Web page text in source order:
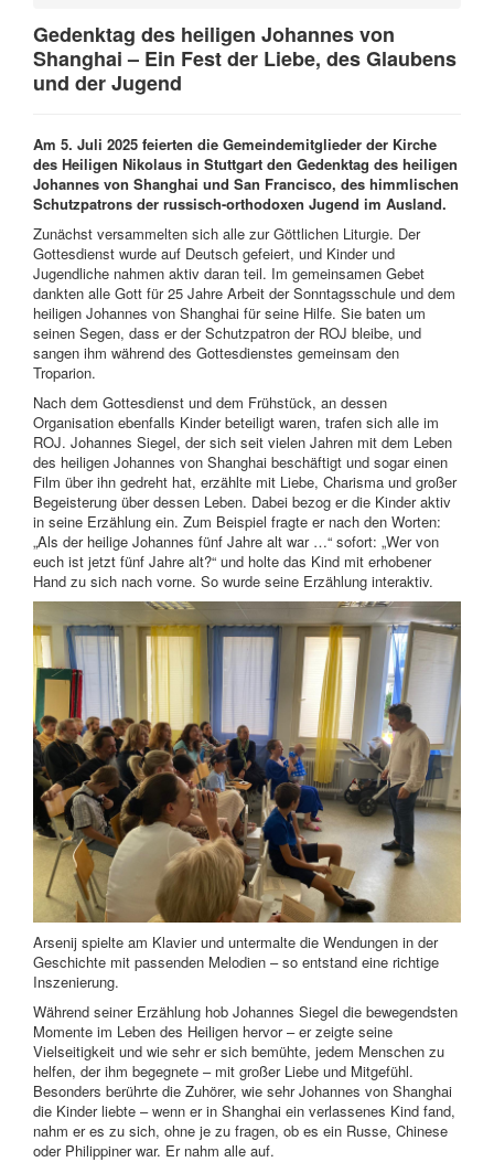
Gedenktag des heiligen Johannes von
Shanghai – Ein Fest der Liebe, des Glaubens
und der Jugend
Am 5. Juli 2025 feierten die Gemeindemitglieder der Kirche
des Heiligen Nikolaus in Stuttgart den Gedenktag des heiligen
Johannes von Shanghai und San Francisco, des himmlischen
Schutzpatrons der russisch-orthodoxen Jugend im Ausland.
Zunächst versammelten sich alle zur Göttlichen Liturgie. Der
Gottesdienst wurde auf Deutsch gefeiert, und Kinder und
Jugendliche nahmen aktiv daran teil. Im gemeinsamen Gebet
dankten alle Gott für 25 Jahre Arbeit der Sonntagsschule und dem
heiligen Johannes von Shanghai für seine Hilfe. Sie baten um
seinen Segen, dass er der Schutzpatron der ROJ bleibe, und
sangen ihm während des Gottesdienstes gemeinsam den
Troparion.
Nach dem Gottesdienst und dem Frühstück, an dessen
Organisation ebenfalls Kinder beteiligt waren, trafen sich alle im
ROJ. Johannes Siegel, der sich seit vielen Jahren mit dem Leben
des heiligen Johannes von Shanghai beschäftigt und sogar einen
Film über ihn gedreht hat, erzählte mit Liebe, Charisma und großer
Begeisterung über dessen Leben. Dabei bezog er die Kinder aktiv
in seine Erzählung ein. Zum Beispiel fragte er nach den Worten:
„Als der heilige Johannes fünf Jahre alt war …“ sofort: „Wer von
euch ist jetzt fünf Jahre alt?“ und holte das Kind mit erhobener
Hand zu sich nach vorne. So wurde seine Erzählung interaktiv.
Arsenij spielte am Klavier und untermalte die Wendungen in der
Geschichte mit passenden Melodien – so entstand eine richtige
Inszenierung.
Während seiner Erzählung hob Johannes Siegel die bewegendsten
Momente im Leben des Heiligen hervor – er zeigte seine
Vielseitigkeit und wie sehr er sich bemühte, jedem Menschen zu
helfen, der ihm begegnete – mit großer Liebe und Mitgefühl.
Besonders berührte die Zuhörer, wie sehr Johannes von Shanghai
die Kinder liebte – wenn er in Shanghai ein verlassenes Kind fand,
nahm er es zu sich, ohne je zu fragen, ob es ein Russe, Chinese
oder Philippiner war. Er nahm alle auf.